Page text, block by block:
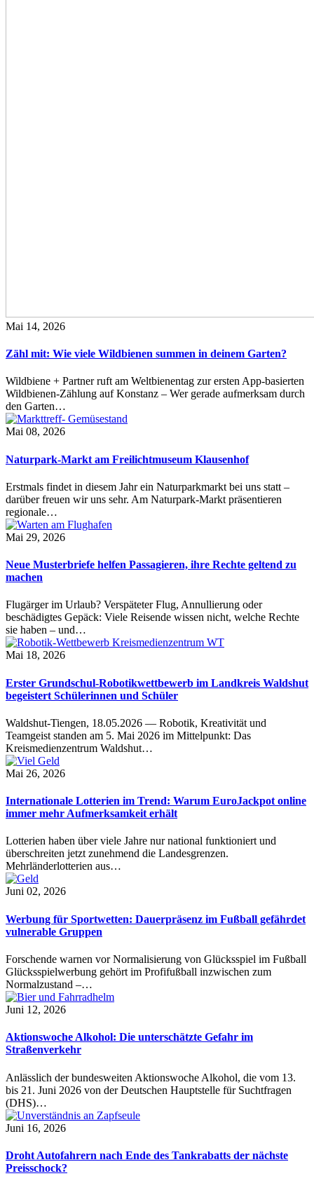
Mai 14, 2026
Zähl mit: Wie viele Wildbienen summen in deinem Garten?
Wildbiene + Partner ruft am Weltbienentag zur ersten App-basierten
Wildbienen-Zählung auf Konstanz – Wer gerade aufmerksam durch
den Garten…
Mai 08, 2026
Naturpark-Markt am Freilichtmuseum Klausenhof
Erstmals findet in diesem Jahr ein Naturparkmarkt bei uns statt –
darüber freuen wir uns sehr. Am Naturpark-Markt präsentieren
regionale…
Mai 29, 2026
Neue Musterbriefe helfen Passagieren, ihre Rechte geltend zu
machen
Flugärger im Urlaub? Verspäteter Flug, Annullierung oder
beschädigtes Gepäck: Viele Reisende wissen nicht, welche Rechte
sie haben – und…
Mai 18, 2026
Erster Grundschul-Robotikwettbewerb im Landkreis Waldshut
begeistert Schülerinnen und Schüler
Waldshut-Tiengen, 18.05.2026 — Robotik, Kreativität und
Teamgeist standen am 5. Mai 2026 im Mittelpunkt: Das
Kreismedienzentrum Waldshut…
Mai 26, 2026
Internationale Lotterien im Trend: Warum EuroJackpot online
immer mehr Aufmerksamkeit erhält
Lotterien haben über viele Jahre nur national funktioniert und
überschreiten jetzt zunehmend die Landesgrenzen.
Mehrländerlotterien aus…
Juni 02, 2026
Werbung für Sportwetten: Dauerpräsenz im Fußball gefährdet
vulnerable Gruppen
Forschende warnen vor Normalisierung von Glücksspiel im Fußball
Glücksspielwerbung gehört im Profifußball inzwischen zum
Normalzustand –…
Juni 12, 2026
Aktionswoche Alkohol: Die unterschätzte Gefahr im
Straßenverkehr
Anlässlich der bundesweiten Aktionswoche Alkohol, die vom 13.
bis 21. Juni 2026 von der Deutschen Hauptstelle für Suchtfragen
(DHS)…
Juni 16, 2026
Droht Autofahrern nach Ende des Tankrabatts der nächste
Preisschock?